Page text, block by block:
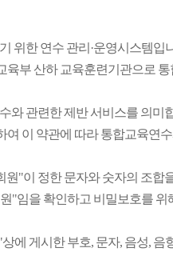
위한 연수 관리·운영시스템입
부 산하 교육훈련기관으로
와 관련한 제반 서비스를 의미
이 약관에 따라 통합교육연
"이 정한 문자와 숫자의 조합
을 확인하고 비밀보호를 위
게시한 부호, 문자, 음성, 음